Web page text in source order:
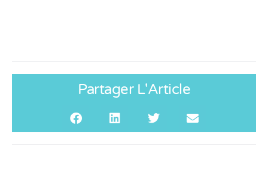
Partager L'Article